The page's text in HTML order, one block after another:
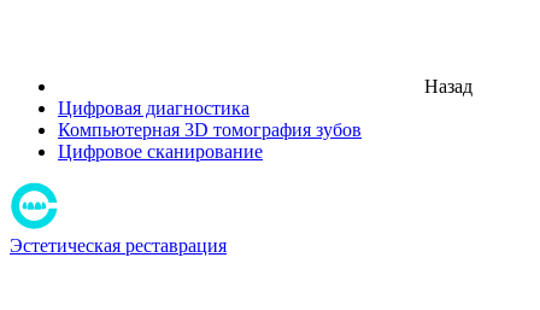
Назад
Цифровая диагностика
Компьютерная 3D томография зубов
Цифровое сканирование
Эстетическая реставрация